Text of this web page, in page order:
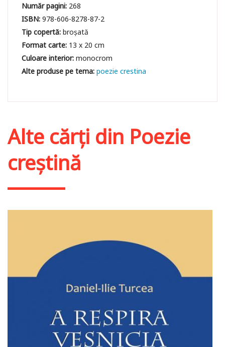
Număr pagini: 268
ISBN:978-606-8278-87-2
Tip copertă:broșată
Format carte: 13 x 20 cm
Culoare interior:monocrom
poezie crestina
Alte cărți din Poezie
creștină